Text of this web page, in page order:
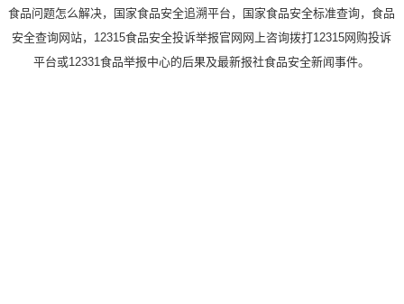
食品问题怎么解决，国家食品安全追溯平台，国家食品安全标准查询，食品
安全查询网站，12315食品安全投诉举报官网网上咨询拨打12315网购投诉
平台或12331食品举报中心的后果及最新报社食品安全新闻事件。